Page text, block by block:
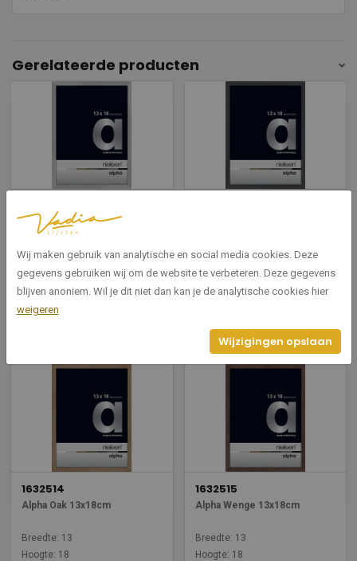
Gerelateerde producten
Alpha Frosted Silver 13x18cm
Breedte: 13
Hoogte: 18
Breedte: 13
Hoogte: 18
1632514
Alpha Oak 13x18cm
Breedte: 13
Hoogte: 18
1632515
Alpha Wenge 13x18cm
Breedte: 13
Hoogte: 18
Wij maken gebruik van analytische en social media cookies. Deze
gegevens gebruiken wij om de website te verbeteren. Deze gegevens
blijven anoniem. Wil je dit niet dan kan je de analytische cookies hier
weigeren
Wijzigingen opslaan